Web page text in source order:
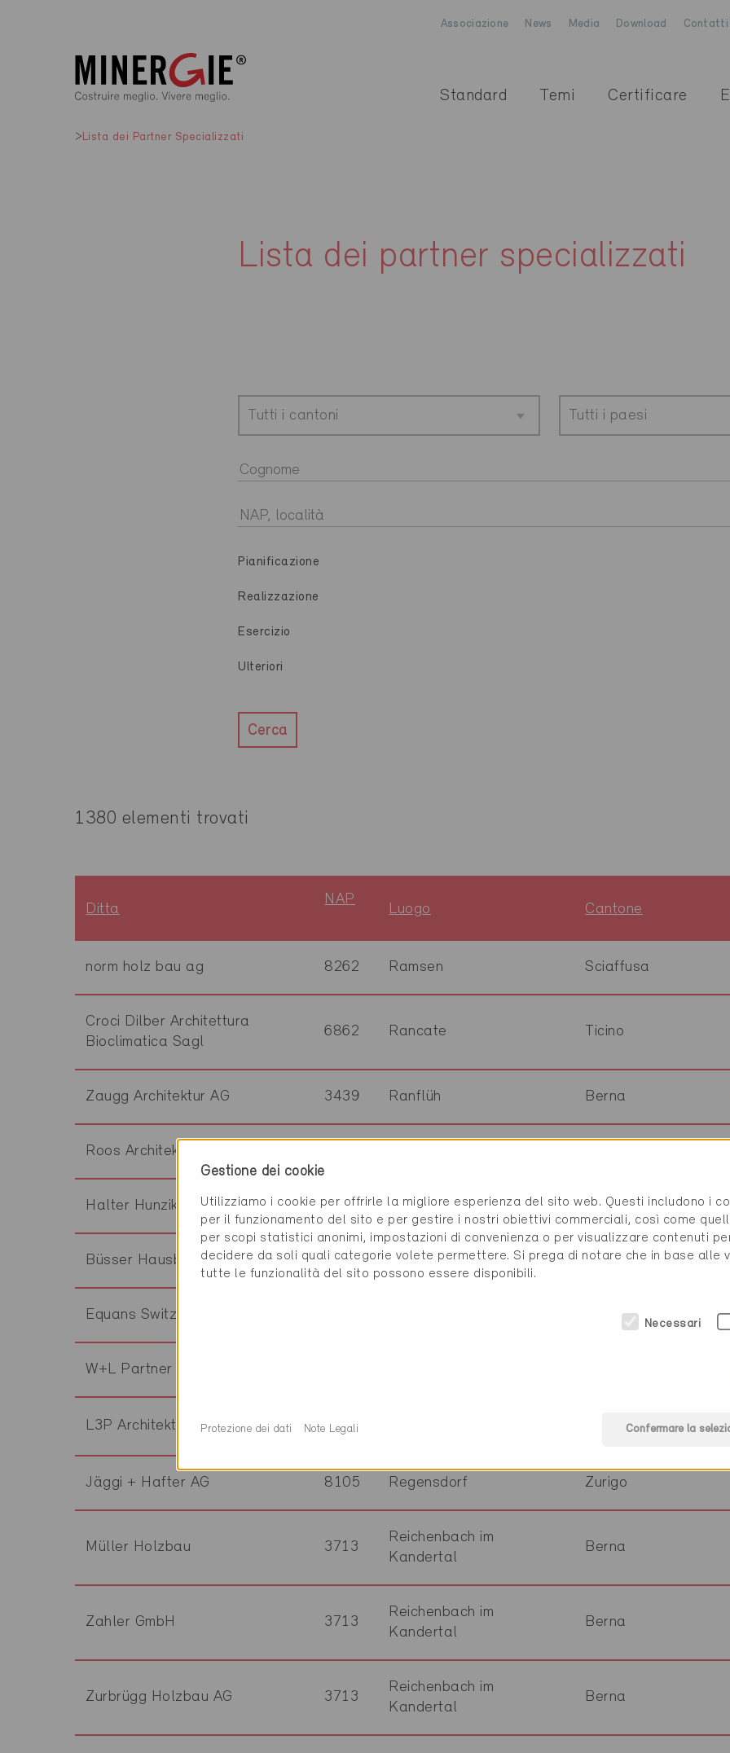
Associazione News Media Download Contatti
Standard Temi Certificare
Lista dei Partner Specializzati
Lista dei partner specializzati
Tutti i cantoni Tutti i paesi
Pianificazione
Realizzazione
Esercizio
Ulteriori
Cerca
1380 elementi trovati
Ditta
NAP
Luogo Cantone
norm holz bau ag 8262 Ramsen Sciaffusa
Croci Dilber Architettura
Bioclimatica Sagl
6862 Rancate Ticino
Zaugg Architektur AG 3439 Ranflüh Berna
Roos Architekten GmbH
Halter Hunziker Architekten AG 8640 Rapperswil San Gallo
Büsser Hausbau AG 8645 Rapperswil-Jona San Gallo
Equans Switzerland AG San Gallo
W+L Partner AG
L3P Architekten AG 8158 Zurigo
Jäggi + Hafter AG 8105 Regensdorf Zurigo
Müller Holzbau 3713
Reichenbach im
Kandertal
Berna
Zahler GmbH 3713
Reichenbach im
Kandertal
Berna
Zurbrügg Holzbau AG 3713
Reichenbach im
Kandertal
Berna
Gestione dei cookie
Utilizziamo i cookie per offrirle la migliore esperienza del sito web. Questi includono i
per il funzionamento del sito e per gestire i nostri obiettivi commerciali, così come
per scopi statistici anonimi, impostazioni di convenienza o per visualizzare contenuti
decidere da soli quali categorie volete permettere. Si prega di notare che in base alle
tutte le funzionalità del sito possono essere disponibili.
Necessari
Confermare la
Protezione dei dati Note Legali